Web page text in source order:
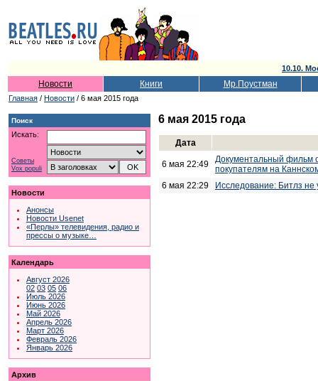
10.10.
Новости Книги Мр.Поустман
Главная / Новости / 6 мая 2015 года
Поиск
Искать:
Советы
Vox populi
Новости
Анонсы
Новости Usenet
«Перлы» телевидения, радио и
прессы о музыке…
Календарь
Август 2026
02 03 05 06
Июль 2026
Июнь 2026
Май 2026
Апрель 2026
Март 2026
Февраль 2026
Январь 2026
Архив
6 мая 2015 года
Дата
6 мая 22:49
Документальный фильм
покупателям на
6 мая 22:29
Исследование: Битлз